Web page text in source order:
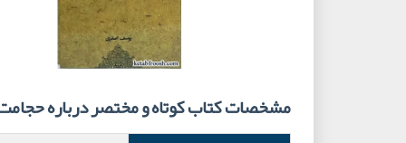
مشخصات کتاب کوتاه و مختصر درباره